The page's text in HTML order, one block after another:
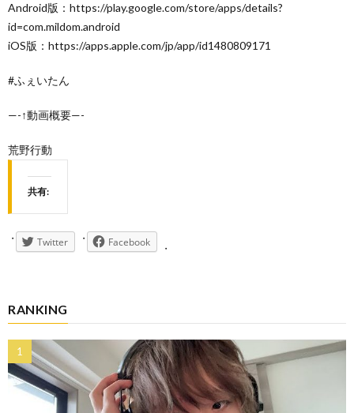
Android版：https://play.google.com/store/apps/details?
id=com.mildom.android
iOS版：https://apps.apple.com/jp/app/id1480809171
#ふぇいたん
—-↑動画概要—-
荒野行動
共有:
Twitter Facebook
RANKING